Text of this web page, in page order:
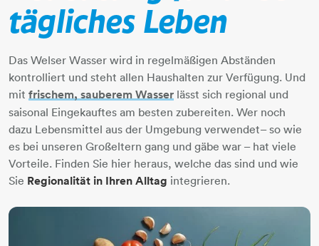
tägliches Leben
Das Welser Wasser​​​​​​​ wird in regelmäßigen Abständen
kontrolliert und steht allen Haushalten zur Verfügung. Und
mit frischem, sauberem Wasser ​​​​​​​ lässt sich regional und
saisonal Eingekauftes am besten zubereiten. Wer noch
dazu Lebensmittel aus der Umgebung verwendet– so wie
es bei unseren Großeltern gang und gäbe war – hat viele
Vorteile. Finden Sie hier heraus, welche das sind und wie
Sie Regionalität in Ihren Alltag integrieren.